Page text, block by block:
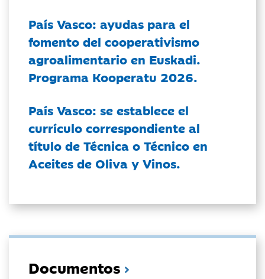
País Vasco: ayudas para el
fomento del cooperativismo
agroalimentario en Euskadi.
Programa Kooperatu 2026.
País Vasco: se establece el
currículo correspondiente al
título de Técnica o Técnico en
Aceites de Oliva y Vinos.
Documentos